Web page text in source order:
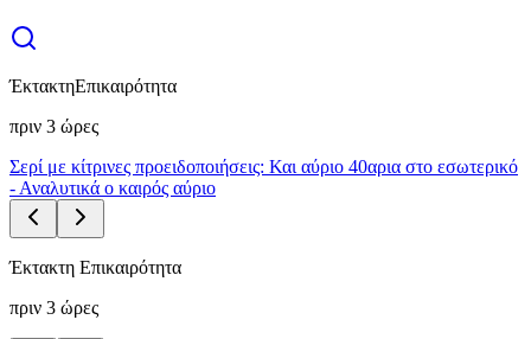
ΈκτακτηΕπικαιρότητα
πριν 3 ώρες
Σερί με κίτρινες προειδοποιήσεις: Και αύριο 40αρια στο εσωτερικό
- Αναλυτικά ο καιρός αύριο
Έκτακτη Επικαιρότητα
πριν 3 ώρες